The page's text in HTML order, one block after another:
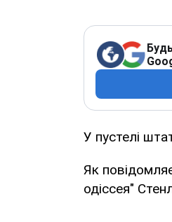
У пустелі
Як
одіссея"